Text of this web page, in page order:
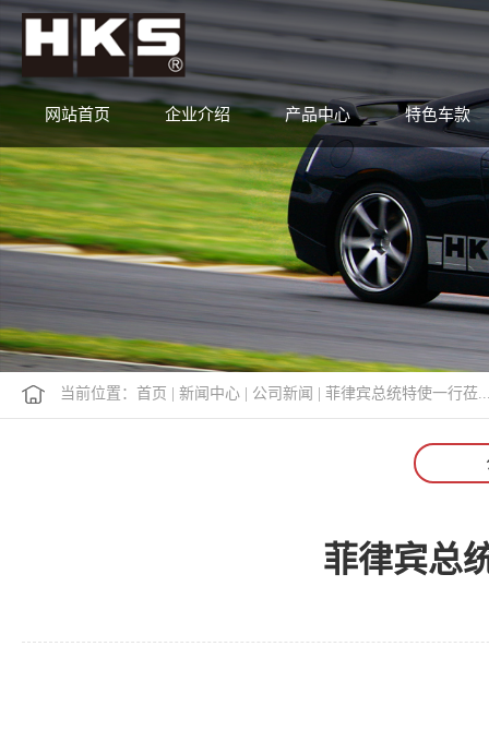
网站首页 企业介绍 产品中心 特色车款
当前位置： 首页 新闻中心 公司新闻 菲律宾总统特使一行莅
菲律宾总